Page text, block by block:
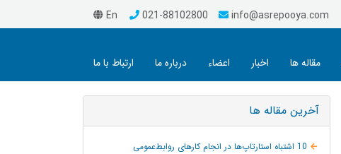
En 021-88102800 info@asrepooya.com
مقاله ها اخبار اعضاء درباره ما ارتباط با ما
آخرین مقاله ها
10 اشتباه استارتاپ‌ها در انجام کارهای روابط‌عمومی